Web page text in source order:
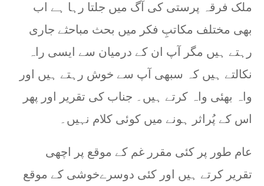
ملک فرقہ پرستی کی آگ میں جلتا رہا ہے اب
بھی مختلف مکاتبِ فکر میں بحث مباحثے جاری
رہتے ہیں مگر آپ ان کے درمیان سے ایسی راہ
نکالتے ہیں کہ سبھی آپ سے خوش رہتے ہیں اور
واہ بھئی واہ کرتے ہیں۔ جناب کی تقریر اور پھر
اس کے پُراثر ہونے میں کوئی کلام نہیں۔
عام طور پر کئی مقرر غم کے موقع پر اچھی
تقریر کرتے ہیں اور کئی دوسرےخوشی کے موقع